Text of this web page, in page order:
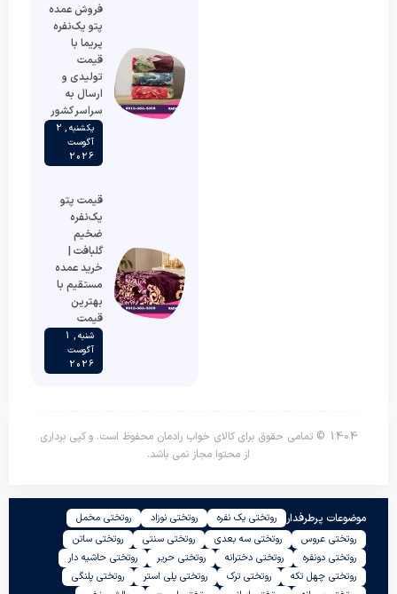
فروش عمده
پتو یک‌نفره
پریما با
قیمت
تولیدی و
ارسال به
سراسر کشور
یکشنبه , 2
آگوست
2026
قیمت پتو
یک‌نفره
ضخیم
گلبافت |
خرید عمده
مستقیم با
بهترین
قیمت
شنبه , 1
آگوست
2026
1404 © تمامی حقوق برای کالای خواب رادمان محفوظ است. و کپی برداری
از محتوا مجاز نمی باشد.
موضوعات پرطرفدار روتختی یک نفره روتختی نوزاد
روتختی مخمل
روتختی عروس
روتختی سه بعدی روتختی سنتی
روتختی ساتن
روتختی دونفره
روتختی دخترانه روتختی حریر
روتختی حاشیه دار
روتختی چهل تکه
روتختی ترک روتختی پلی استر
روتختی پلنگی